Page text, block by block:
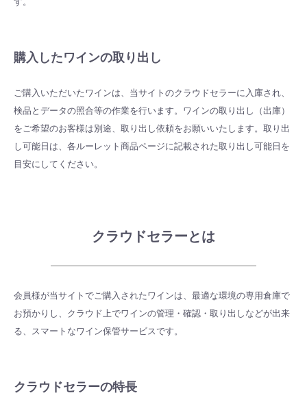
購入したワインの取り出し
ご購入いただいたワインは、当サイトのクラウドセラーに入庫され、
検品とデータの照合等の作業を行います。 ワインの取り出し（出庫）
をご希望のお客様は別途、取り出し依頼をお願いいたします。取り出
し可能日は、各ルーレット商品ページに記載された取り出し可能日を
目安にしてください。
クラウドセラーとは
会員様が当サイトでご購入されたワインは、最適な環境の専用倉庫で
お預かりし、 クラウド上でワインの管理・確認・取り出しなどが出来
る、スマートなワイン保管サービスです。
クラウドセラーの特長